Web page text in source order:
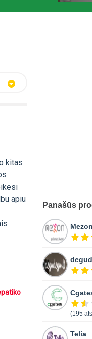
kitas
apiu
Panašūs
Mezon
(195
Telia